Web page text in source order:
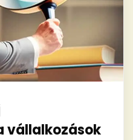
vállalkozások